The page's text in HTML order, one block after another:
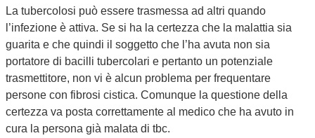
La tubercolosi può essere trasmessa ad altri quando
l’infezione è attiva. Se si ha la certezza che la malattia sia
guarita e che quindi il soggetto che l’ha avuta non sia
portatore di bacilli tubercolari e pertanto un potenziale
trasmettitore, non vi è alcun problema per frequentare
persone con fibrosi cistica. Comunque la questione della
certezza va posta correttamente al medico che ha avuto in
cura la persona già malata di tbc.